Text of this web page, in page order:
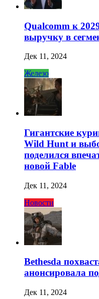
Qualcomm к
выручку в
Дек 11, 2024
Железо
Гигантские
Wild Hunt и
поделился
новой Fable
Дек 11, 2024
Новости
Bethesda
анонсировала
Дек 11, 2024